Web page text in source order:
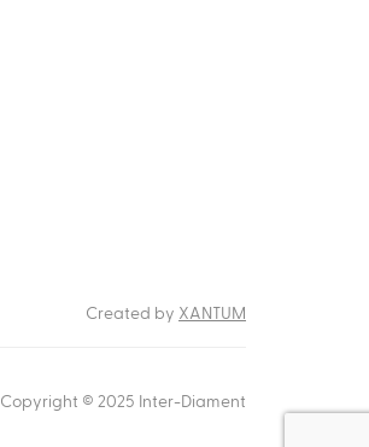
Created by XANTUM
Copyright © 2025 Inter-Diament